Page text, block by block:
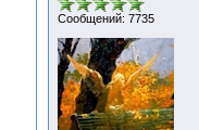
Сообщений: 7735